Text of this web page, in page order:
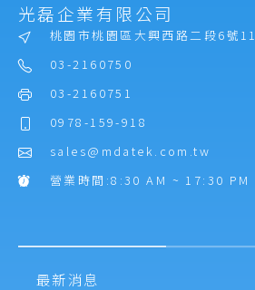
光磊企業有限公司
桃園市桃園區大興西路二段6號
03-2160750
03-2160751
0978-159-918
sales@mdatek.com.tw
營業時間:8:30 AM ~ 17:30 PM
最新消息